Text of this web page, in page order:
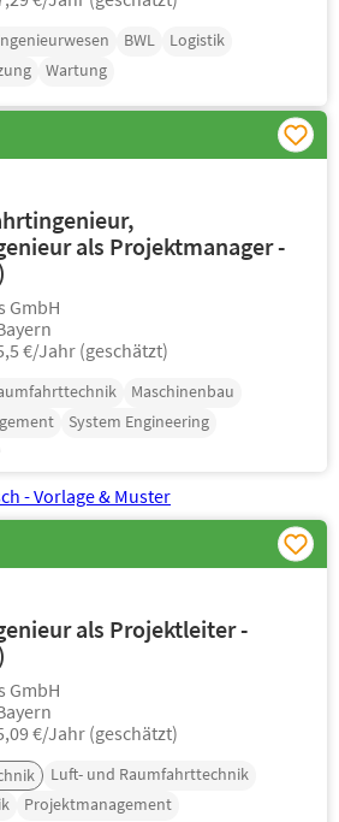
BWL
Logistik
Wartung
als Projektmanager -
GmbH
€/Jahr (geschätzt)
Maschinenbau
System Engineering
als Projektleiter -
GmbH
€/Jahr (geschätzt)
Luft- und Raumfahrttechnik
Projektmanagement